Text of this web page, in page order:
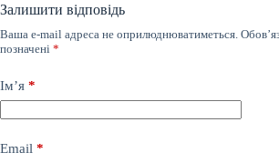
Залишити відповідь
Ваша e-mail адреса не оприлюднюватиметься.
позначені *
Ім’я *
Email *